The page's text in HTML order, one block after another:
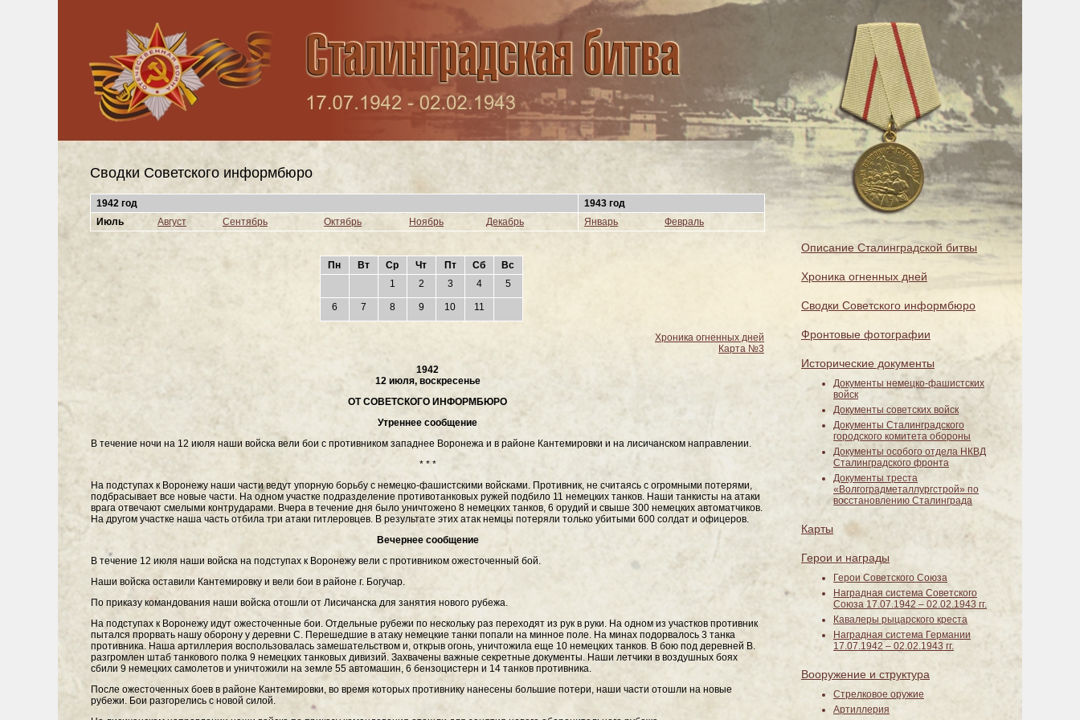
Сводки Cоветского информбюро
1942 год
1943 год
Июль
Август Сентябрь Октябрь Ноябрь Декабрь Январь Февраль
Пн Вт Ср Чт Пт Сб
Вс
1
2 3 4 5
6 7 8 9 10 11
Хроника огненных дней
Карта №3
1942
12 июля, воскресенье
ОТ СОВЕТСКОГО ИНФОРМБЮРО
Утреннее сообщение
В течение ночи на 12 июля наши войска вели бои с противником западнее Воронежа и в районе Кантемировки и на лисичанском направлении.
* * *
На подступах к Воронежу наши части ведут упорную борьбу с немецко-фашистскими войсками. Противник, не считаясь с огромными потерями,
подбрасывает все новые части. На одном участке подразделение противотанковых ружей подбило 11 немецких танков. Наши танкисты на атаки
врага отвечают смелыми контрударами. Вчера в течение дня было уничтожено 8 немецких танков, 6 орудий и свыше 300 немецких автоматчиков.
На другом участке наша часть отбила три атаки гитлеровцев. В результате этих атак немцы потеряли только убитыми 600 солдат и офицеров.
Вечернее сообщение
В течение 12 июля наши войска на подступах к Воронежу вели с противником ожесточенный бой.
Наши войска оставили Кантемировку и вели бои в районе г. Богучар.
По приказу командования наши войска отошли от Лисичанска для занятия нового рубежа.
На подступах к Воронежу идут ожесточенные бои. Отдельные рубежи по нескольку раз переходят из рук в руки. На одном из участков противник
пытался прорвать нашу оборону у деревни С. Перешедшие в атаку немецкие танки попали на минное поле. На минах подорвалось 3 танка
противника. Наша артиллерия воспользовалась замешательством и, открыв огонь, уничтожила еще 10 немецких танков. В бою под деревней В.
разгромлен штаб танкового полка 9 немецких танковых дивизий. Захвачены важные секретные документы. Наши летчики в воздушных боях
сбили 9 немецких самолетов и уничтожили на земле 55 автомашин, 6 бензоцистерн и 14 танков противника.
После ожесточенных боев в районе Кантемировки, во время которых противнику нанесены большие потери, наши части отошли на новые
рубежи. Бои разгорелись с новой силой.
Описание Сталинградской битвы
Хроника огненных дней
Сводки Советского информбюро
Фронтовые фотографии
Исторические документы
Документы немецко-фашистских
войск
Документы советских войск
Документы Сталинградского
городского комитета обороны
Документы особого отдела НКВД
Сталинградского фронта
Документы треста
«Волгоградметаллургстрой» по
восстановлению Сталинграда
Карты
Герои и награды
Герои Советского Союза
Наградная система Советского
Союза 17.07.1942 – 02.02.1943 гг.
Кавалеры рыцарского креста
Наградная система Германии
17.07.1942 – 02.02.1943 гг.
Вооружение и структура
Стрелковое оружие
Артиллерия